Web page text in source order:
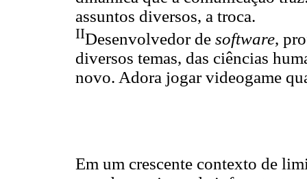
assuntos diversos, a troca.
IIDesenvolvedor de software,
diversos temas, das ciências
novo. Adora jogar videogame
Em um crescente contexto de